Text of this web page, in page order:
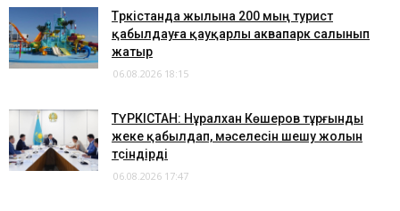
Түркістанда жылына 200 мың турист
қабылдауға қауқарлы аквапарк салынып
жатыр
06.08.2026 18:15
ТҮРКІСТАН: Нұралхан Көшеров тұрғынды
жеке қабылдап, мәселесін шешу жолын
түсіндірді
06.08.2026 17:47